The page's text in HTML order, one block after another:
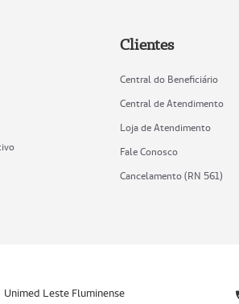
Clientes
Central do Beneficiário
Central de Atendimento
Loja de Atendimento
Fale Conosco
Cancelamento (RN 561)
Unimed Leste Fluminense